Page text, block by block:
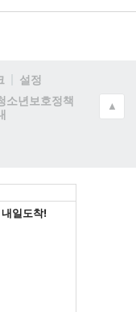
설정
소년보호정책
▲